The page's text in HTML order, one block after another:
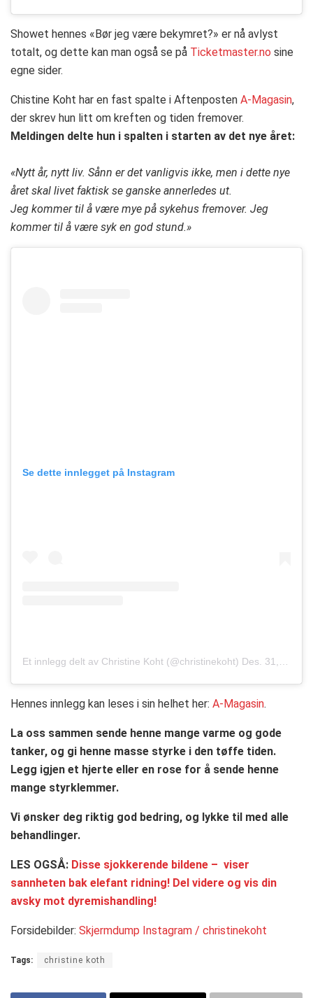
Showet hennes «Bør jeg være bekymret?» er nå avlyst
totalt, og dette kan man også se på Ticketmaster.no sine
egne sider.
Chistine Koht har en fast spalte i Aftenposten A-Magasin,
der skrev hun litt om kreften og tiden fremover.
Meldingen delte hun i spalten i starten av det nye året:
«Nytt år, nytt liv. Sånn er det vanligvis ikke, men i dette nye
året skal livet faktisk se ganske annerledes ut.
Jeg kommer til å være mye på sykehus fremover. Jeg
kommer til å være syk en god stund.»
Se dette innlegget på Instagram
Et innlegg delt av Christine Koht (@christinekoht) Des. 31, 2016 kl. 11:45 PST
Hennes innlegg kan leses i sin helhet her: A-Magasin.
La oss sammen sende henne mange varme og gode
tanker, og gi henne masse styrke i den tøffe tiden.
Legg igjen et hjerte eller en rose for å sende henne
mange styrklemmer.
Vi ønsker deg riktig god bedring, og lykke til med alle
behandlinger.
LES OGSÅ: Disse sjokkerende bildene – viser
sannheten bak elefant ridning! Del videre og vis din
avsky mot dyremishandling!
Forsidebilder: Skjermdump Instagram / christinekoht
Tags: christine koth